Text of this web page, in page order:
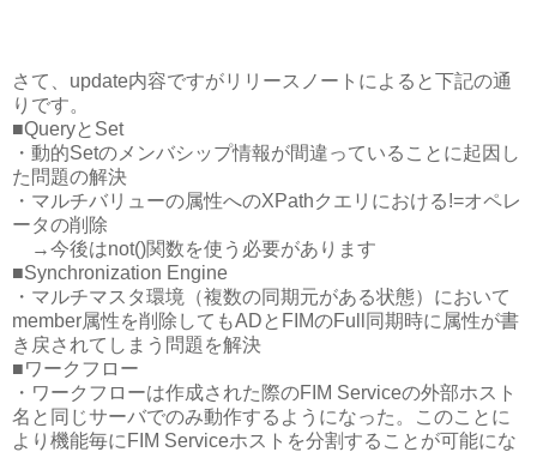
さて、update内容ですがリリースノートによると下記の通
りです。
■QueryとSet
・動的Setのメンバシップ情報が間違っていることに起因し
た問題の解決
・マルチバリューの属性へのXPathクエリにおける!=オペレ
ータの削除
→今後はnot()関数を使う必要があります
■Synchronization Engine
・マルチマスタ環境（複数の同期元がある状態）において
member属性を削除してもADとFIMのFull同期時に属性が書
き戻されてしまう問題を解決
■ワークフロー
・ワークフローは作成された際のFIM Serviceの外部ホスト
名と同じサーバでのみ動作するようになった。このことに
より機能毎にFIM Serviceホストを分割することが可能にな